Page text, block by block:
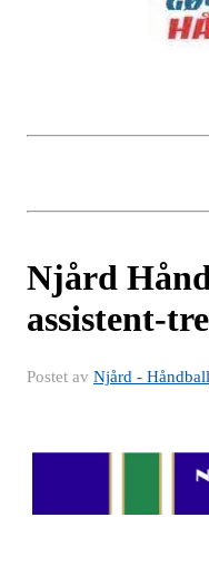
Njård
assistent-
Postet av Njård - Håndball